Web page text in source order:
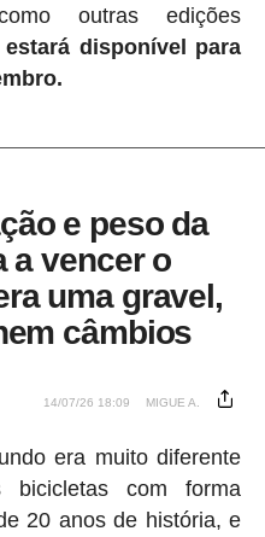
outras edições
estará disponível para
e peso da
a vencer o
uma gravel,
câmbios
14/07/26 18:09 MIGUE A.
era muito diferente
com forma
20 anos de história, e